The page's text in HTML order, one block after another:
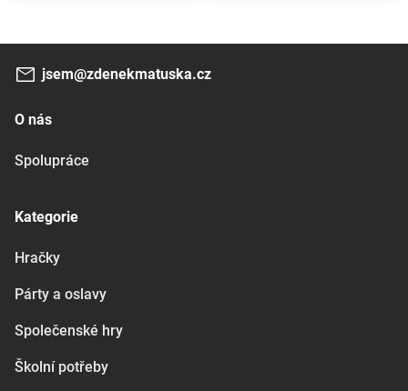
jsem@zdenekmatuska.cz
O nás
Spolupráce
Kategorie
Hračky
Párty a oslavy
Společenské hry
Školní potřeby